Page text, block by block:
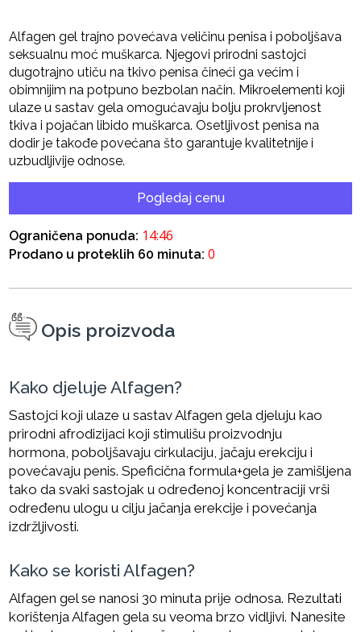
Alfagen gel trajno povećava veličinu penisa i poboljšava
seksualnu moć muškarca. Njegovi prirodni sastojci
dugotrajno utiču na tkivo penisa čineći ga većim i
obimnijim na potpuno bezbolan način. Mikroelementi koji
ulaze u sastav gela omogućavaju bolju prokrvljenost
tkiva i pojačan libido muškarca. Osetljivost penisa na
dodir je takođe povećana što garantuje kvalitetnije i
uzbudljivije odnose.
Pogledaj cenu
Ograničena ponuda: 14:45
Prodano u proteklih 60 minuta:0
Opis proizvoda
Kako djeluje Alfagen?
Sastojci koji ulaze u sastav Alfagen gela djeluju kao
prirodni afrodizijaci koji stimulišu proizvodnju
hormona, poboljšavaju cirkulaciju, jačaju erekciju i
povećavaju penis. Speficična formula+gela je zamišljena
tako da svaki sastojak u određenoj koncentraciji vrši
određenu ulogu u cilju jačanja erekcije i povećanja
izdržljivosti.
Kako se koristi Alfagen?
Alfagen gel se nanosi 30 minuta prije odnosa. Rezultati
korištenja Alfagen gela su veoma brzo vidljivi. Nanesite